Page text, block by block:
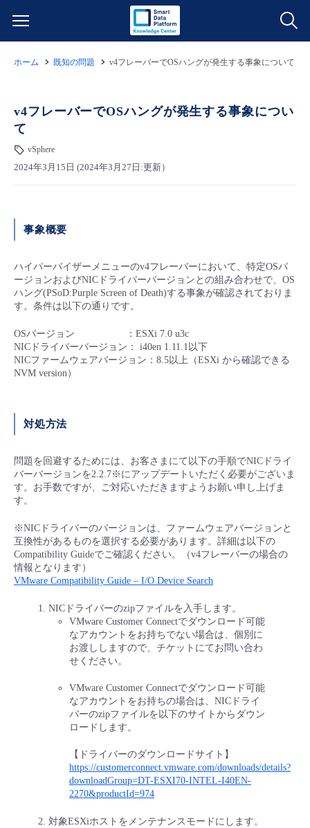
サービス一覧
データ利活用
クラウド/サーバー
ネットワーク
IoT
モニタリング/監査
サポート
管理機能
よくある質問
データ利活用
クラウド/サーバー
ネットワーク
IoT
モニタリング/監査
サポート
すべてのメニューを見る
料金情報
料金シミュレーター
データ利活用
クラウド/サーバー
ネットワーク
IoT
サポート
すべてのメニューを見る
■ 管理機能
- 管理機能
- 新規お申し込み方法
- ユーザー機能の管理
- 登録情報の管理
■ 基本構築ガイド
- Flexible InterConnect
- vUTM2
ユースケース
- バックアップ
- セキュリティ・監査
- データと分析
- マルチクラウド利用
- リモートワーク
- その他
故障/メンテナンス情報
サービス稼働状況
故障/メンテナンス履歴
定期メンテナンス
パートナー
販売パートナー向けプログラム
協業パートナー
トレーニング/操作動画
脱炭素化
ホーム 既知の問題 v4フレーバーでOSハングが発生する事象について
v4フレーバーでOSハングが発生する事象につい
て
vSphere
2024年3月15日 (2024年3月27日:更新）
事象概要
ハイパーバイザーメニューのv4フレーバーにおいて、特定OSバ
ージョンおよびNICドライバーバージョンとの組み合わせで、OS
ハング(PSoD:Purple Screen of Death)する事象が確認されておりま
す。条件は以下の通りです。
OSバージョン ：ESXi 7.0 u3c
NICドライバーバージョン： i40en 1.11.1以下
NICファームウェアバージョン：8.5以上（ESXi から確認できる
NVM version）
対処方法
問題を回避するためには、お客さまにて以下の手順でNICドライ
バーバージョンを2.2.7※にアップデートいただく必要がございま
す。お手数ですが、ご対応いただきますようお願い申し上げま
す。
※NICドライバーのバージョンは、ファームウェアバージョンと
互換性があるものを選択する必要があります。詳細は以下の
Compatibility Guideでご確認ください。（v4フレーバーの場合の
情報となります）
VMware Compatibility Guide – I/O Device Search
NICドライバーのzipファイルを入手します。
VMware Customer Connectでダウンロード可能
なアカウントをお持ちでない場合は、個別に
お渡ししますので、チケットにてお問い合わ
せください。
VMware Customer Connectでダウンロード可能
なアカウントをお持ちの場合は、NICドライ
バーのzipファイルを以下のサイトからダウン
ロードします。
【ドライバーのダウンロードサイト】
https://customerconnect.vmware.com/downloads/details?
downloadGroup=DT-ESXI70-INTEL-I40EN-
2270&productId=974
対象ESXiホストをメンテナンスモードにします。